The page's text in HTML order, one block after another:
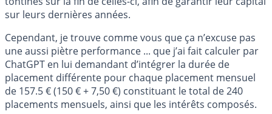
sur leurs dernières années.
Cependant, je trouve comme vous que ça n’excuse pas
une aussi piètre performance ... que j’ai fait calculer par
ChatGPT en lui demandant d’intégrer la durée de
placement différente pour chaque placement mensuel
de 157.5 € (150 € + 7,50 €) constituant le total de 240
placements mensuels, ainsi que les intérêts composés.